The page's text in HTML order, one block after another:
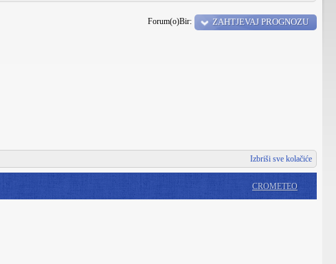
Forum(o)Bir: ZAHTJEVAJ PROGNOZU
Izbriši sve kolačiće
CROMETEO